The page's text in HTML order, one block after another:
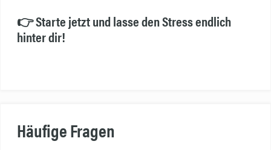
👉 Starte jetzt und lasse den Stress endlich
hinter dir!
Häufige Fragen